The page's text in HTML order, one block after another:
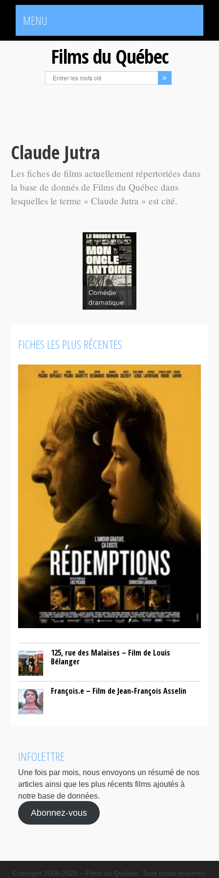
MENU
Films du Québec
Claude Jutra
Les fiches de films actuellement répertoriées dans
la base de donnés de Films du Québec dans
lesquelles le terme « Claude Jutra » est cité.
Mon oncle
Comédie
dramatique
FICHES LES PLUS RÉCENTES
125, rue des Malaises – Film de Louis
Bélanger
François.e – Film de Jean-François Asselin
INFOLETTRE
Une fois par mois, nous envoyons un résumé de nos
articles ainsi que les plus récents films ajoutés à
notre base de données.
Abonnez-vous
Copyright 2008-2025 – Films du Québec. Tous droits réservés.